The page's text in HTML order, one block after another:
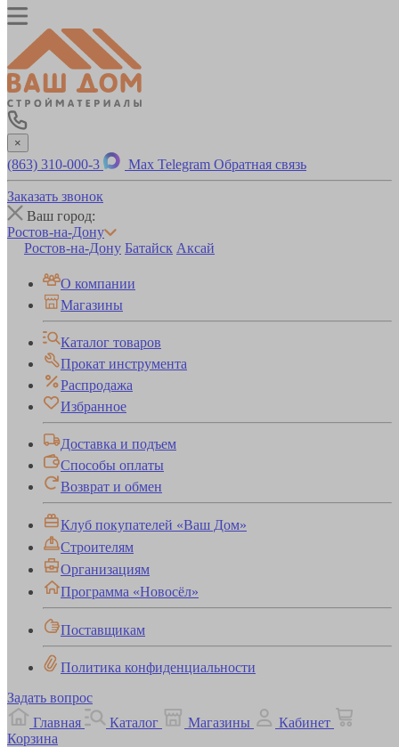
×
(863) 310-000-3 Max Telegram Обратная связь
Заказать звонок
Ваш город:
Ростов-на-Дону
Ростов-на-Дону Батайск Аксай
О компании
Магазины
Каталог товаров
Прокат инструмента
Распродажа
Избранное
Доставка и подъем
Способы оплаты
Возврат и обмен
Клуб покупателей «Ваш Дом»
Строителям
Организациям
Программа «Новосёл»
Поставщикам
Политика конфиденциальности
Задать вопрос
Главная
Каталог Магазины
Кабинет
Корзина